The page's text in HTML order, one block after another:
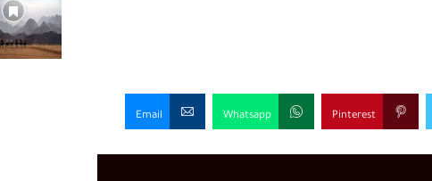
Pinterest
Whatsapp
Email